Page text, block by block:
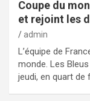
Coupe du
et rejoint les
admin
L’équipe de
monde. Les
jeudi, en quart de